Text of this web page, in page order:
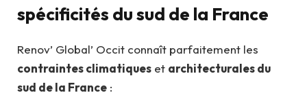
spécificités du sud de la France
Renov’ Global’ Occit connaît parfaitement les
contraintes climatiques et architecturales du
sud de la France :